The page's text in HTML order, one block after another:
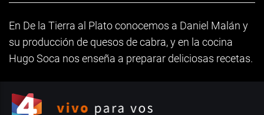
En De la Tierra al Plato conocemos a Daniel Malán y
su producción de quesos de cabra, y en la cocina
Hugo Soca nos enseña a preparar deliciosas recetas.